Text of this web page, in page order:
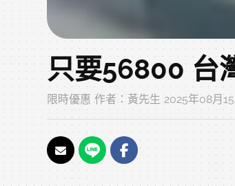
只要56800 台
限時優惠 作者： 黃先生 2025年08月